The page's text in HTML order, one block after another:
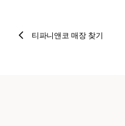
티파니앤코 매장 찾기